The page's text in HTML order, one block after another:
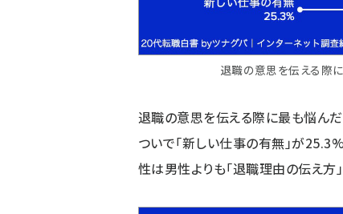
退職の意思を伝える際
退職の意思を伝える際に最も悩んだ
ついで「新しい仕事の有無」が
性は男性よりも「退職理由の伝え方